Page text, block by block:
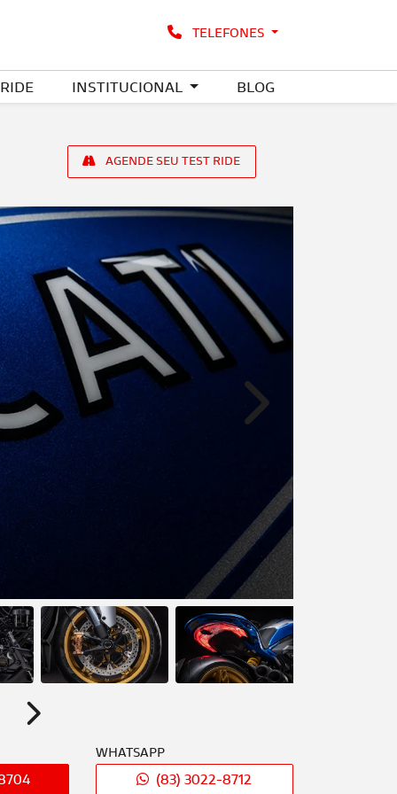
TELEFONES
INSTITUCIONAL BLOG
AGENDE SEU TEST RIDE
Próximo
Próximo
WHATSAPP
(83) 3022-8712